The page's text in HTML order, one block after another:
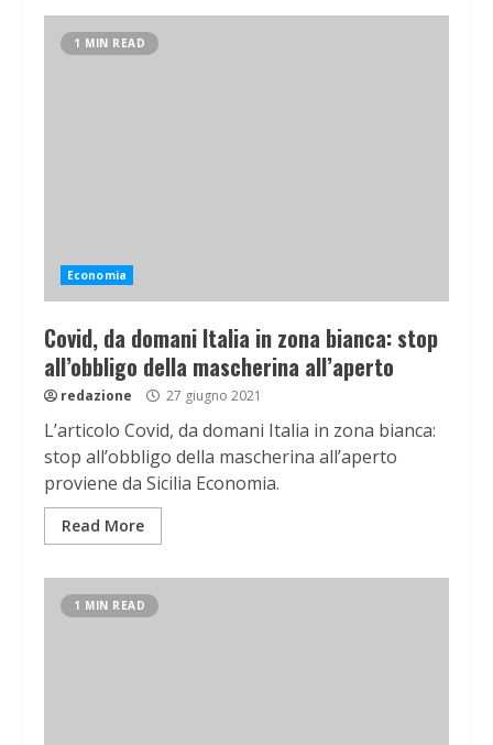
1 MIN READ
Economia
Covid, da domani Italia in zona bianca: stop
all’obbligo della mascherina all’aperto
redazione 27 giugno 2021
L’articolo Covid, da domani Italia in zona bianca:
stop all’obbligo della mascherina all’aperto
proviene da Sicilia Economia.
Read More
1 MIN READ